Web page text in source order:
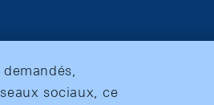
sociaux, ce